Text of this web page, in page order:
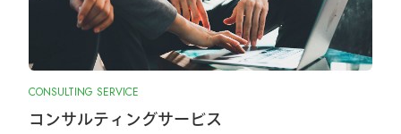
CONSULTING SERVICE
コンサルティングサービス